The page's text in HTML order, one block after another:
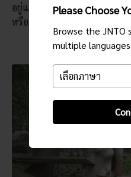
Please Choose
Browse the JNTO
multiple languages
อยู่แถวขอบกรง หรือรวมตัวกันอ
หรือแท่นยกพื้น ซึ่งเป็นที่ที่พวก